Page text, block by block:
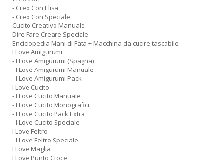
- Creo Con Elisa
- Creo Con Speciale
Cucito Creativo Manuale
Dire Fare Creare Speciale
Enciclopedia Mani di Fata + Macchina da cucire tascabile
I Love Amigurumi
- I Love Amigurumi (Spagna)
- I Love Amigurumi Manuale
- I Love Amigurumi Pack
I Love Cucito
- I Love Cucito Manuale
- I Love Cucito Monografici
- I Love Cucito Pack Extra
- I Love Cucito Speciale
I Love Feltro
- I Love Feltro Speciale
I Love Maglia
I Love Punto Croce